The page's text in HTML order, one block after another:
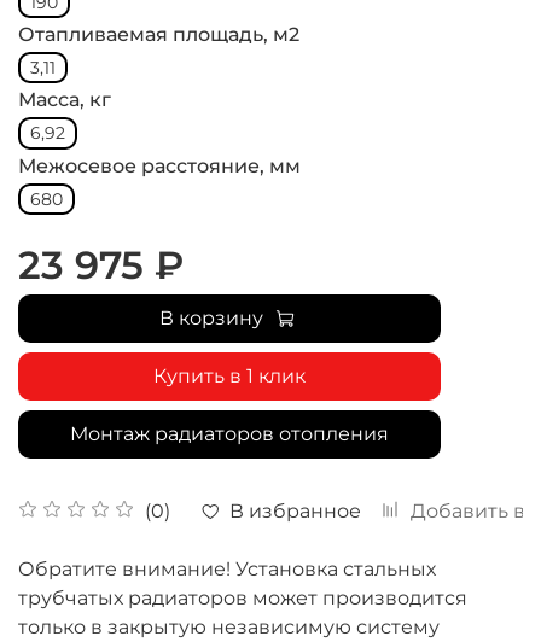
(0) В избранное Добавить в
Отапливаемая площадь, м2
3,11
Масса, кг
6,92
Межосевое расстояние, мм
680
23 975 ₽
В корзину
Купить в 1 клик
Монтаж радиаторов отопления
Обратите внимание! Установка стальных
трубчатых радиаторов может производится
только в закрытую независимую систему